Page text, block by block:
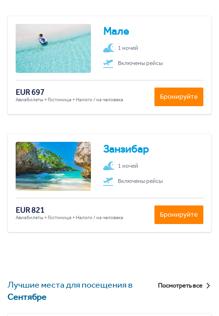
Мале
1 ночей
Включены рейсы
EUR 697
Авиабилеты + Гостиница + Налоги / на человека Бронируйте
Занзибар
1 ночей
Включены рейсы
EUR 821
Авиабилеты + Гостиница + Налоги / на человека Бронируйте
Лучшие места для посещения в
Сентябре
Посмотреть все